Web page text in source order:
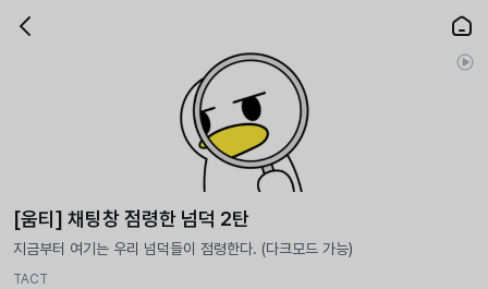
[움티] 채팅창 점령한 넘덕 2탄
지금부터 여기는 우리 넘덕들이 점령한다. (다크모드 가능)
TACT